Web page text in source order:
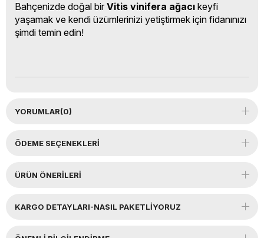
Bahçenizde doğal bir Vitis vinifera ağacı keyfi
yaşamak ve kendi üzümlerinizi yetiştirmek için fidanınızı
şimdi temin edin!
YORUMLAR(0)
ÖDEME SEÇENEKLERI
ÜRÜN ÖNERILERI
KARGO DETAYLARI-NASIL PAKETLİYORUZ